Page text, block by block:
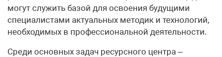
могут служить базой для освоения будущими
специалистами актуальных методик и технологий,
необходимых в профессиональной деятельности.
Среди основных задач ресурсного центра –